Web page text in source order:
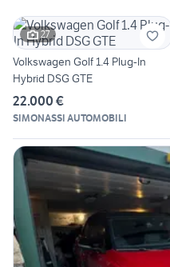
27
Volkswagen Golf 1.4 Plug-In
Hybrid DSG GTE
22.000 €
SIMONASSI AUTOMOBILI